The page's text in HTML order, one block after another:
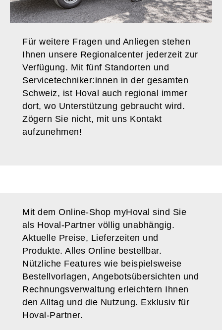
Für weitere Fragen und Anliegen stehen
Ihnen unsere Regionalcenter jederzeit zur
Verfügung. Mit fünf Standorten und
Servicetechniker:innen in der gesamten
Schweiz, ist Hoval auch regional immer
dort, wo Unterstützung gebraucht wird.
Zögern Sie nicht, mit uns Kontakt
aufzunehmen!
Mit dem Online-Shop myHoval sind Sie
als Hoval-Partner völlig unabhängig.
Aktuelle Preise, Lieferzeiten und
Produkte. Alles Online bestellbar.
Nützliche Features wie beispielsweise
Bestellvorlagen, Angebotsübersichten und
Rechnungsverwaltung erleichtern Ihnen
den Alltag und die Nutzung. Exklusiv für
Hoval-Partner.